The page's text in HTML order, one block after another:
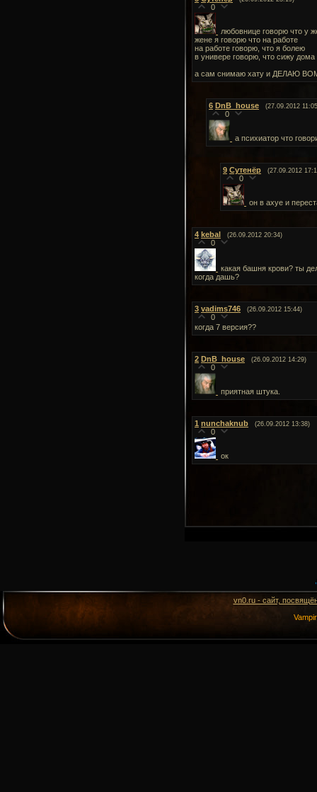
0
любовнице говорю что у
жене я говорю что на работе
на работе говорю, что я болею
в универе говорю, что сижу
а сам снимаю хату и ДЕЛАЮ
6 DnB_house (27.09.2012
0
а психиатор что
9 Сутенёр (27.09.2012
0
он в ахуе и
4 kebal (26.09.2012 20:34)
0
какая башня крови? ты
когда дашь?
3 vadims746 (26.09.2012 15:44)
0
когда 7 версия??
2 DnB_house (26.09.2012 14:29)
0
приятная штука.
1 nunchaknub (26.09.2012 13:38)
0
ок
vn0.ru - сайт,